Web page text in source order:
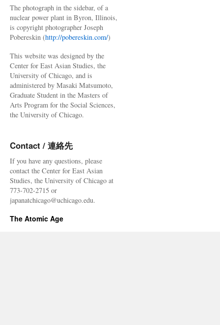
The photograph in the sidebar, of a
nuclear power plant in Byron, Illinois,
is copyright photographer Joseph
Pobereskin (http://pobereskin.com/)
This website was designed by the
Center for East Asian Studies, the
University of Chicago, and is
administered by Masaki Matsumoto,
Graduate Student in the Masters of
Arts Program for the Social Sciences,
the University of Chicago.
Contact / 連絡先
If you have any questions, please
contact the Center for East Asian
Studies, the University of Chicago at
773-702-2715 or
japanatchicago@uchicago.edu.
The Atomic Age